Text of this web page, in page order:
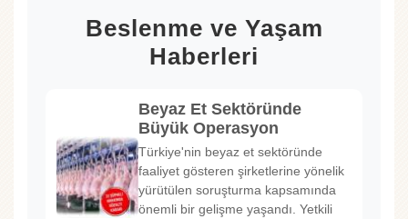
Beslenme ve Yaşam
Haberleri
Beyaz Et Sektöründe
Büyük Operasyon
Türkiye'nin beyaz et sektöründe
faaliyet gösteren şirketlerine yönelik
yürütülen soruşturma kapsamında
önemli bir gelişme yaşandı. Yetkili